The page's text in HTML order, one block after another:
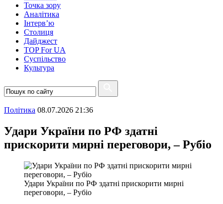
Точка зору
Аналітика
Інтерв’ю
Столиця
Дайджест
TOP For UA
Суспiльство
Культура
Полiтика 08.07.2026 21:36
Удари України по РФ здатні
прискорити мирні переговори, – Рубіо
Удари України по РФ здатні прискорити мирні
переговори, – Рубіо